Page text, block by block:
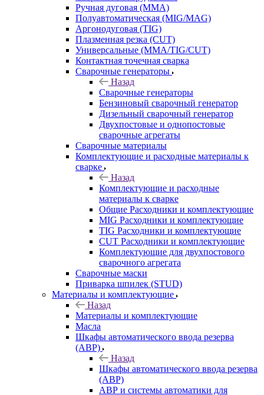
Ручная дуговая (MMA)
Полуавтоматическая (MIG/MAG)
Аргонодуговая (TIG)
Плазменная резка (CUT)
Универсальные (MMA/TIG/CUT)
Контактная точечная сварка
Сварочные генераторы
Назад
Сварочные генераторы
Бензиновый сварочный генератор
Дизельный сварочный генератор
Двухпостовые и однопостовые
сварочные агрегаты
Сварочные материалы
Комплектующие и расходные материалы к
сварке
Назад
Комплектующие и расходные
материалы к сварке
Общие Расходники и комплектующие
MIG Расходники и комплектующие
TIG Расходники и комплектующие
CUT Расходники и комплектующие
Комплектующие для двухпостового
сварочного агрегата
Сварочные маски
Приварка шпилек (STUD)
Материалы и комплектующие
Назад
Материалы и комплектующие
Масла
Шкафы автоматического ввода резерва
(АВР)
Назад
Шкафы автоматического ввода резерва
(АВР)
АВР и системы автоматики для